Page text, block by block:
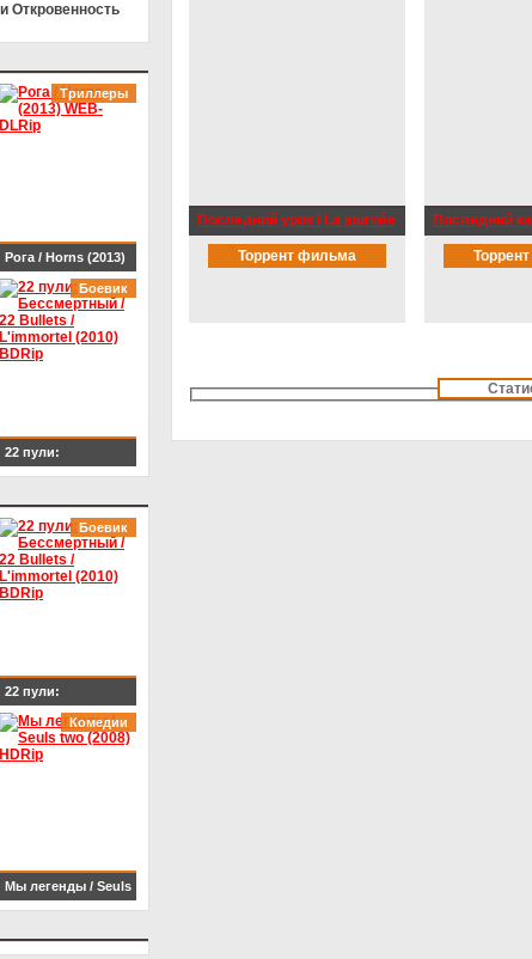
Последний урок / La journée
de la jupe (2008) HDRip
Торрент фильма
Последний
Shot (2004)
Откровенность
Рога / Horns (2013)
WEB-DLRip
Триллеры
22 пули:
(2010) BDRip
Боевик
22 пули:
Бессмертный / 22
Bullets / L'immortel
Боевик
Мы легенды / Seuls
Комедии